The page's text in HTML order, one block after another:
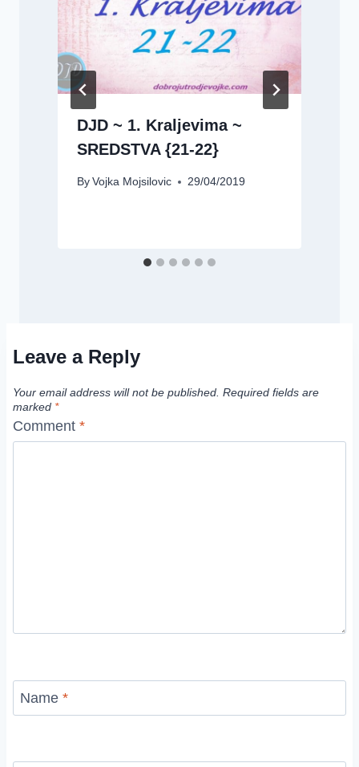
DJD ~ 1. Kraljevima ~
SREDSTVA {21-22}
ByVojka Mojsilovic 29/04/2019
Leave a Reply
Your email address will not be published. Required fields are
marked *
Comment *
Name *